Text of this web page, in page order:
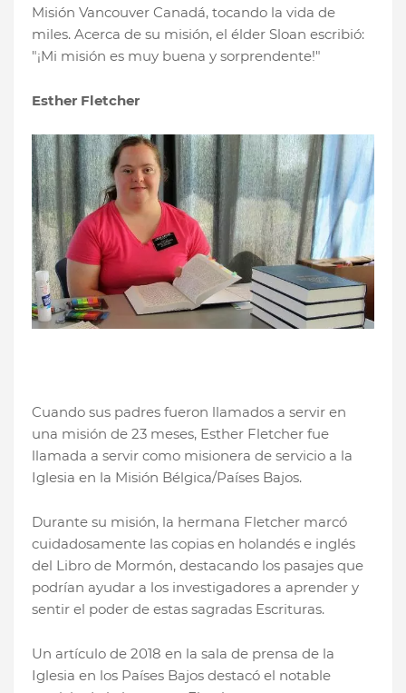
Misión Vancouver Canadá, tocando la vida de
miles. Acerca de su misión, el élder Sloan escribió:
"¡Mi misión es muy buena y sorprendente!"
Esther Fletcher
Cuando sus padres fueron llamados a servir en
una misión de 23 meses, Esther Fletcher fue
llamada a servir como misionera de servicio a la
Iglesia en la Misión Bélgica/Países Bajos.
Durante su misión, la hermana Fletcher marcó
cuidadosamente las copias en holandés e inglés
del Libro de Mormón, destacando los pasajes que
podrían ayudar a los investigadores a aprender y
sentir el poder de estas sagradas Escrituras.
Un artículo de 2018 en la sala de prensa de la
Iglesia en los Países Bajos destacó el notable